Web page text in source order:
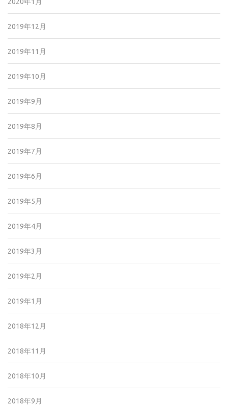
2020年1月
2019年12月
2019年11月
2019年10月
2019年9月
2019年8月
2019年7月
2019年6月
2019年5月
2019年4月
2019年3月
2019年2月
2019年1月
2018年12月
2018年11月
2018年10月
2018年9月